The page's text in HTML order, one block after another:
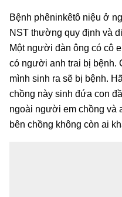
Bệnh phêninkêtô niệu ở
NST thường quy định và
Một người đàn ông có cô
có người anh trai bị bệnh.
mình sinh ra sẽ bị bệnh.
chồng này sinh đứa con
ngoài người em chồng và
bên chồng không còn ai